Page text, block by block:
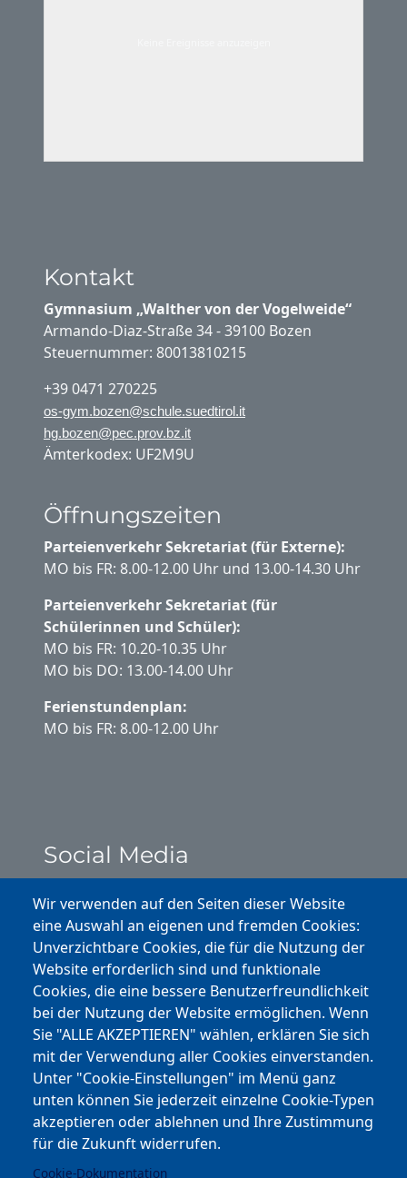
Wir verwenden auf den Seiten dieser Website
eine Auswahl an eigenen und fremden Cookies:
Unverzichtbare Cookies, die für die Nutzung der
Website erforderlich sind und funktionale
Cookies, die eine bessere Benutzerfreundlichkeit
bei der Nutzung der Website ermöglichen. Wenn
Sie "ALLE AKZEPTIEREN" wählen, erklären Sie sich
mit der Verwendung aller Cookies einverstanden.
Unter "Cookie-Einstellungen" im Menü ganz
unten können Sie jederzeit einzelne Cookie-Typen
akzeptieren oder ablehnen und Ihre Zustimmung
für die Zukunft widerrufen.
Cookie-Dokumentation
Kontakt
Gymnasium „Walther von der Vogelweide“
Armando-Diaz-Straße 34 - 39100 Bozen
Steuernummer: 80013810215
+39 0471 270225
os-gym.bozen@schule.suedtirol.it
hg.bozen@pec.prov.bz.it
Ämterkodex: UF2M9U
Öffnungszeiten
Parteienverkehr Sekretariat (für Externe):
MO bis FR: 8.00-12.00 Uhr und 13.00-14.30 Uhr
Parteienverkehr Sekretariat (für
Schülerinnen und Schüler):
MO bis FR: 10.20-10.35 Uhr
MO bis DO: 13.00-14.00 Uhr
Ferienstundenplan:
MO bis FR: 8.00-12.00 Uhr
Social Media
Instagram
Facebook
Youtube
Andere Bereiche
transp. Verwaltung / Amm. Trasparente
Nationaler Plan für Aufbau und Resilienz
Cookie-Einstellungen